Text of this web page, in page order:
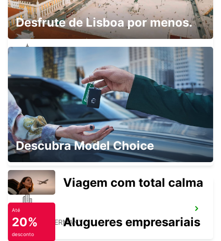
DORTMUND - GERMANY
ISERLOHN
ISERLOHN LETMATHE - GERMANY
WITTEN
WITTEN / RUHR - GERMANY
HERNE
HERNE - GERMANY
Desfrute de Lisboa por menos.
Descubra Model Choice
Viagem com total calma
Até
20%
desconto
Alugueres empresariais